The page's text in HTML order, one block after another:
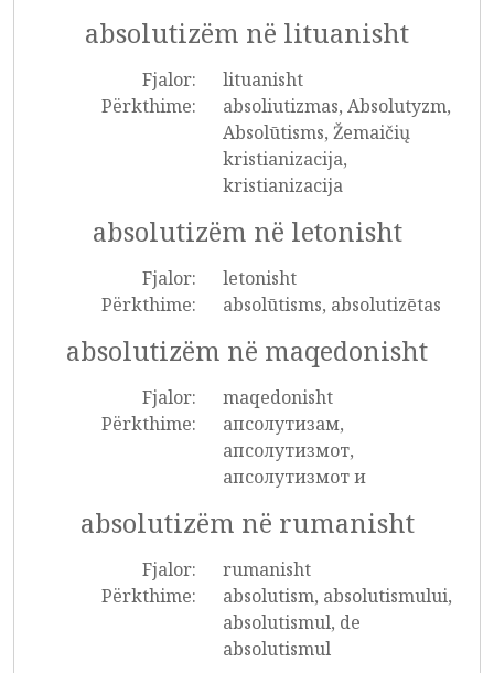
absolutizëm në lituanisht
Fjalor:
lituanisht
Përkthime:
absoliutizmas, Absolutyzm,
Absolūtisms, Žemaičių
kristianizacija,
kristianizacija
absolutizëm në letonisht
Fjalor:
letonisht
Përkthime:
absolūtisms, absolutizētas
absolutizëm në maqedonisht
Fjalor:
maqedonisht
Përkthime:
апсолутизам,
апсолутизмот,
апсолутизмот и
absolutizëm në rumanisht
Fjalor:
rumanisht
Përkthime:
absolutism, absolutismului,
absolutismul, de
absolutismul